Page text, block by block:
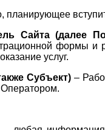
планирующее
Сайта (далее
формы и
услуг.
Субъект) –